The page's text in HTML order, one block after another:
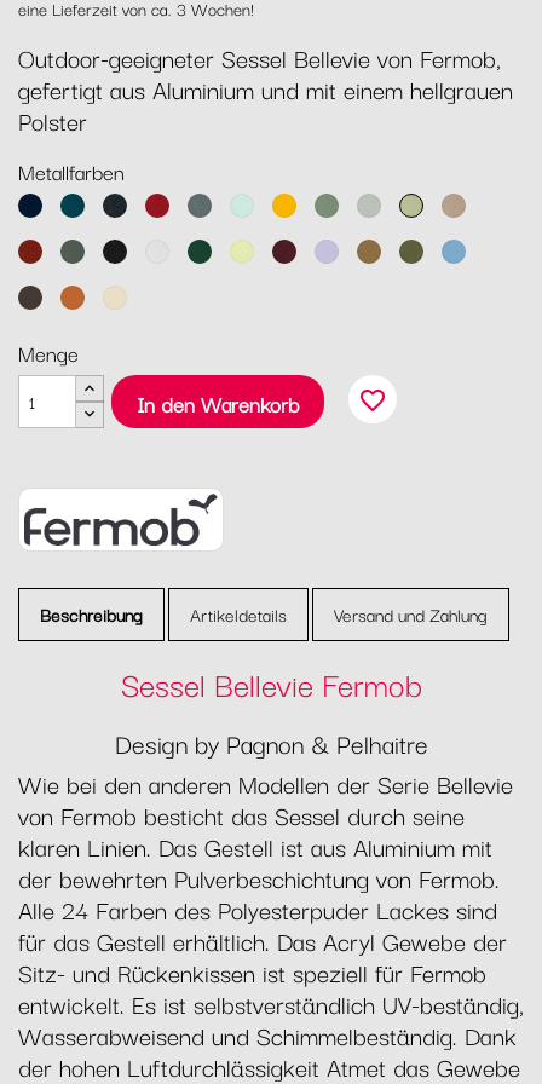
eine Lieferzeit von ca. 3 Wochen!
Outdoor-geeigneter Sessel Bellevie von Fermob,
gefertigt aus Aluminium und mit einem hellgrauen
Polster
Metallfarben
AbyssblauAcapulcoblau
Anthrazit
Chili Gewittergrau
Gletscherminze
HonigKaktusLehmgrau
LindgrünMuskat
OckerRosmarin
Lakritz Baumwollweiß
Zederngrün
Zitronensorbet
Schwarzkirsche
Marshmallo
Lebkuchen
PestoMaya
TonkaKandierte
Latte-
Menge
In den Warenkorb
favorite_border
Beschreibung Artikeldetails Versand und Zahlung
Sessel Bellevie Fermob
Design by Pagnon & Pelhaitre
Wie bei den anderen Modellen der Serie Bellevie
von Fermob besticht das Sessel durch seine
klaren Linien. Das Gestell ist aus Aluminium mit
der bewehrten Pulverbeschichtung von Fermob.
Alle 24 Farben des Polyesterpuder Lackes sind
für das Gestell erhältlich. Das Acryl Gewebe der
Sitz- und Rückenkissen ist speziell für Fermob
entwickelt. Es ist selbstverständlich UV-beständig,
Wasserabweisend und Schimmelbeständig. Dank
der hohen Luftdurchlässigkeit Atmet das Gewebe